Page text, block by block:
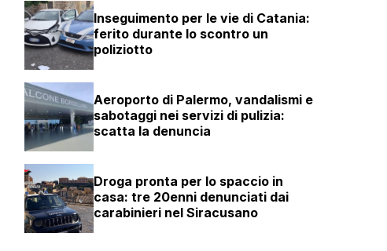
Inseguimento per le vie di Catania:
ferito durante lo scontro un
poliziotto
Aeroporto di Palermo, vandalismi e
sabotaggi nei servizi di pulizia:
scatta la denuncia
Droga pronta per lo spaccio in
casa: tre 20enni denunciati dai
carabinieri nel Siracusano